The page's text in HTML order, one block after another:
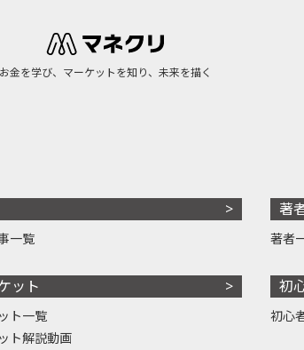
お金を学び、マーケットを知り、未来を描く
一覧
ット
ト一覧
ト解説動画
著
著者
初
初心